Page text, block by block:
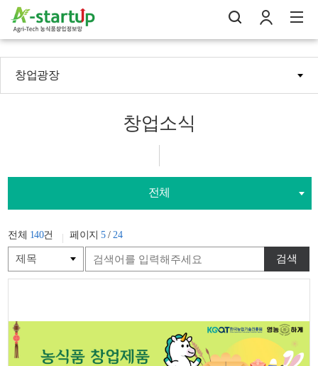
색 그 체
창업광장
창업소식
전체
전체 140건 페이지5/24
검색